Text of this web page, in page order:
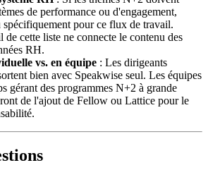
de performance ou d'engagement,
spécifiquement pour ce flux de travail.
cette liste ne connecte le contenu des
RH.
vs. en équipe : Les dirigeants
bien avec Speakwise seul. Les équipes
gérant des programmes N+2 à grande
de l'ajout de Fellow ou Lattice pour le